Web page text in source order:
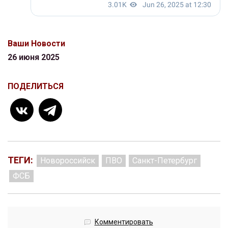
Ваши Новости
26 июня 2025
ПОДЕЛИТЬСЯ
ТЕГИ: Новороссийск ПВО
Санкт-Петербург
ФСБ
Комментировать